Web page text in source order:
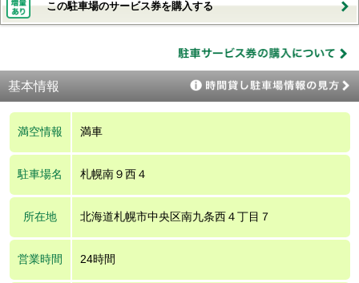
この駐車場のサービス券を購入する
基本情報
満空情報 満車
駐車場名 札幌南９西４
所在地 北海道札幌市中央区南九条西４丁目７
営業時間 24時間